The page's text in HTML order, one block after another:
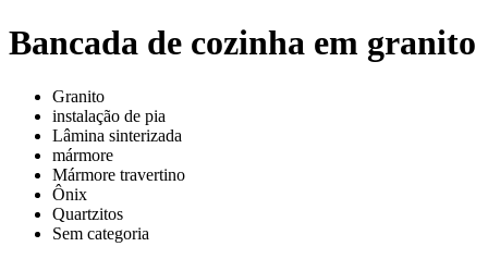
Bancada de cozinha em granito
Granito
instalação de pia
Lâmina sinterizada
mármore
Mármore travertino
Ônix
Quartzitos
Sem categoria